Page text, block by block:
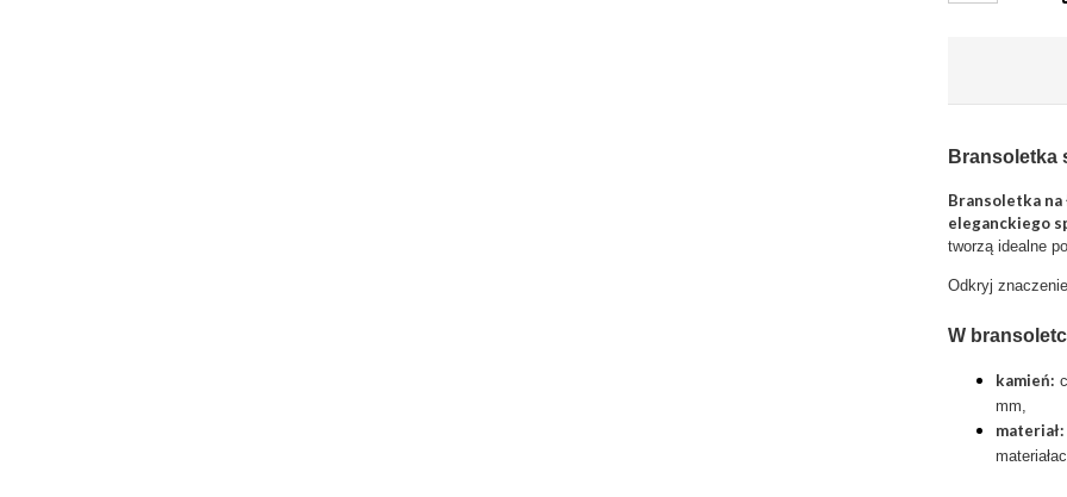
Bransoletka
Bransoletka na
eleganckiego
tworzą idealne
Odkryj
W
kamień:
mm,